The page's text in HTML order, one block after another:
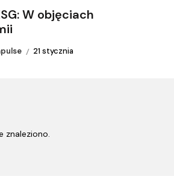
W objęciach
21 stycznia
znaleziono.